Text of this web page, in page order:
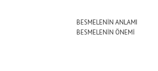
BESMELENİN ANLAMI
BESMELENİN ÖNEMİ